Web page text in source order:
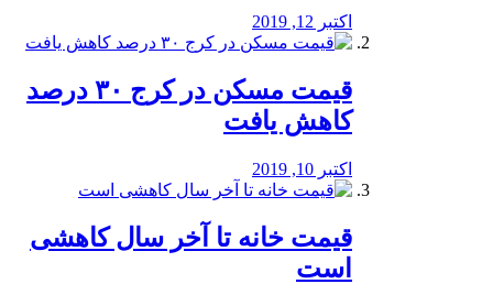
اکتبر 12, 2019
️قیمت مسکن در کرج ۳۰ درصد
کاهش یافت
اکتبر 10, 2019
قیمت خانه تا آخر سال کاهشی
است